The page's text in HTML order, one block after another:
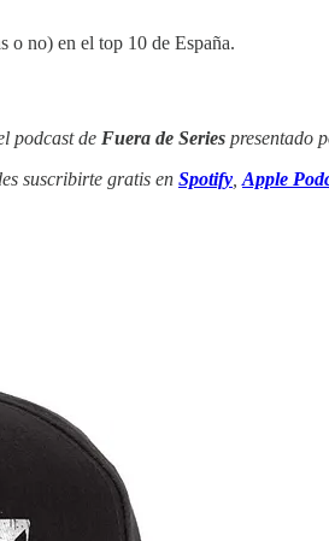
o no) en el top 10 de España.
el podcast de Fuera de Series presentado
suscribirte gratis en Spotify Apple